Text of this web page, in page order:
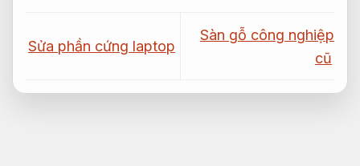
Sửa phần cứng laptop
Sàn gỗ công nghiệp
cũ